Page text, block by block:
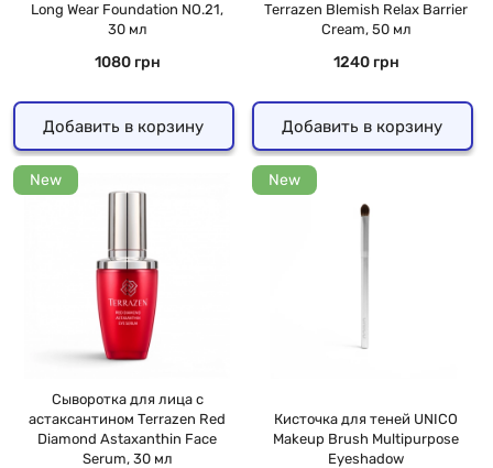
Long Wear Foundation NO.21,
30 мл
1080 грн
Добавить в корзину
Terrazen Blemish Relax Barrier
Cream, 50 мл
1240 грн
Добавить в корзину
New
Сыворотка для лица с
астаксантином Terrazen Red
Diamond Astaxanthin Face
Serum, 30 мл
New
Кисточка для теней UNICO
Makeup Brush Multipurpose
Eyeshadow